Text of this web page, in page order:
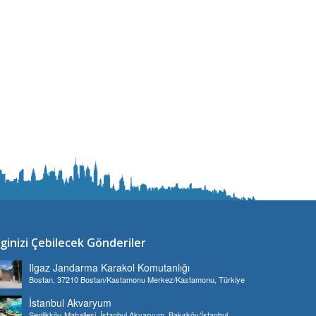
Çebilecek Gönderiler
Ilgaz Jandarma Karakol Komutanlığı
Bostan, 37210 Bostan/Kastamonu Merkez/Kastamonu, Türkiye
İstanbul Akvaryum